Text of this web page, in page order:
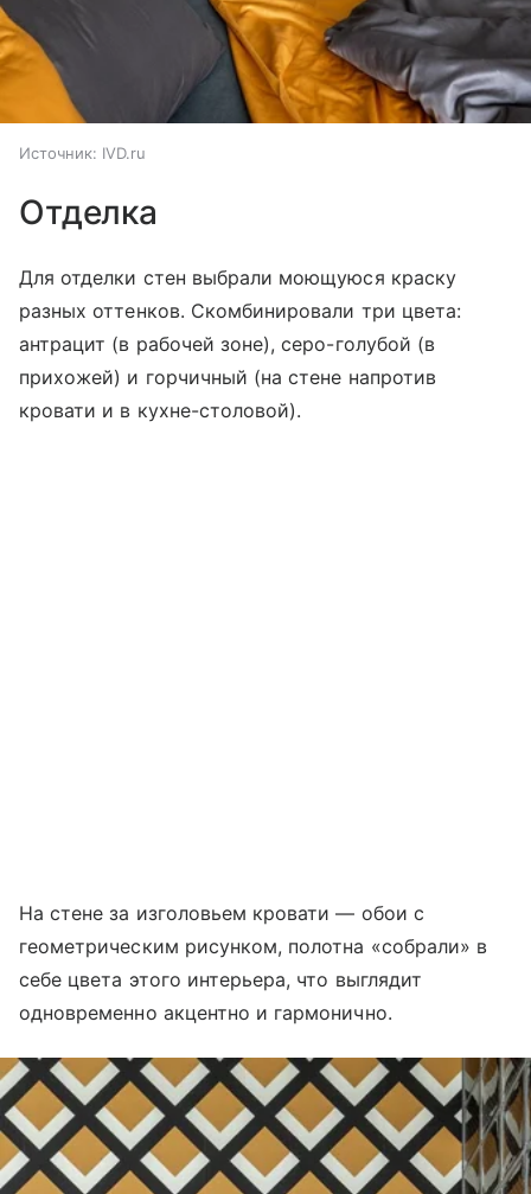
Источник: IVD.ru
Отделка
Для отделки стен выбрали моющуюся краску
разных оттенков. Скомбинировали три цвета:
антрацит (в рабочей зоне), серо-голубой (в
прихожей) и горчичный (на стене напротив
кровати и в кухне-столовой).
На стене за изголовьем кровати — обои с
геометрическим рисунком, полотна «собрали» в
себе цвета этого интерьера, что выглядит
одновременно акцентно и гармонично.